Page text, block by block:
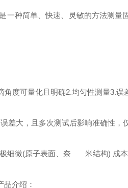
种简单、快速、灵敏的方法测量
角度可量化且明确2.均匀性测量3.误
差大，且多次测试后影响准确性，
细微(原子表面、奈 米结构) 成
品介绍：